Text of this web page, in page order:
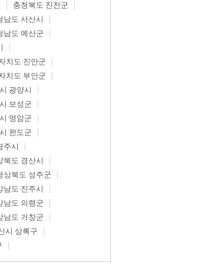
충청북도 진천군
남도 서산시
남도 예산군
치도 진안군
치도 부안군
광양시
보성군
영암군
완도군
주시
북도 경산시
상북도 성주군
남도 진주시
남도 의령군
남도 거창군
시 상록구